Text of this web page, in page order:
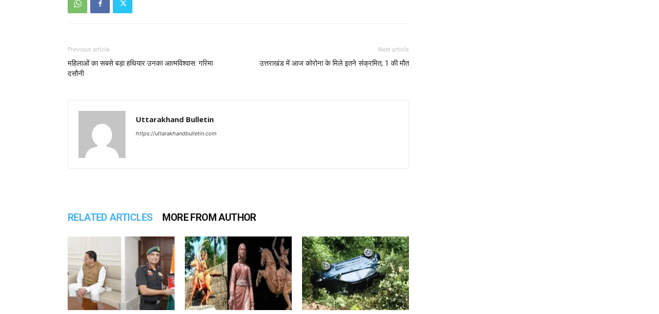
Previous article
महिलाओं का सबसे बड़ा हथियार उनका आत्मविश्वास: गरिमा
दसौनी
Next article
उत्तराखंड में आज कोरोना के मिले इतने संक्रमित, 1 की मौत
Uttarakhand Bulletin
https://uttarakhandbulletin.com
RELATED ARTICLES MORE FROM AUTHOR